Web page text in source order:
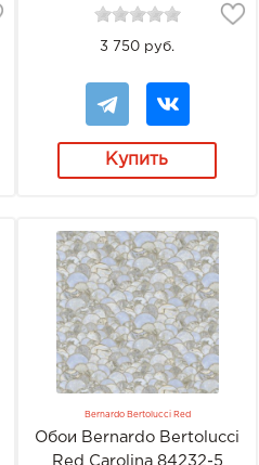
3 750 руб.
Купить
Bernardo Bertolucci Red
Обои Bernardo Bertolucci
Red Carolina 84232-5